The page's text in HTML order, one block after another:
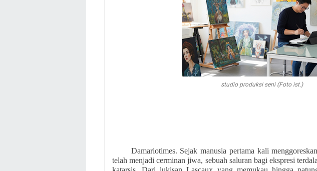
studio produksi seni (Foto ist.)
Damariotimes. Sejak manusia pertama kali
telah menjadi cerminan jiwa, sebuah saluran bagi ekspresi